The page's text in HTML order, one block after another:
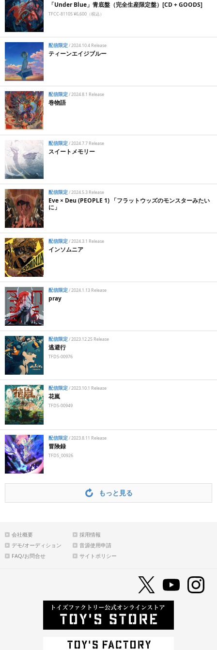
「Under Blue」青底盤（完全生産限定盤）[CD + GOODS]
TFCC-81105 ¥6,600（税込）
配信限定/2024.10.4 Release
ティーンエイジブルー
配信限定/2024.8.1 Release
巻物語
配信限定/2024.7.7 Release
スイートメモリー
配信限定/2024.5.3 Release
Eve × Deu (PEOPLE 1) 「フラットウッズのモンスターみたい
に」
配信限定/2024.3.1 Release
インソムニア
配信限定/2024.1.13 Release
pray
配信限定/2023.12.25 Release
逃避行
TFDS-00976
配信限定/2023.10.1 Release
花嵐
TFDS-00949
配信限定/2023.8.11 Release
冒険録
TFDS_00926
もっと見る
会社概要
採用情報
デモ/オーディション
音源使用申請
FAQ/お問合せ
サイトポリシー